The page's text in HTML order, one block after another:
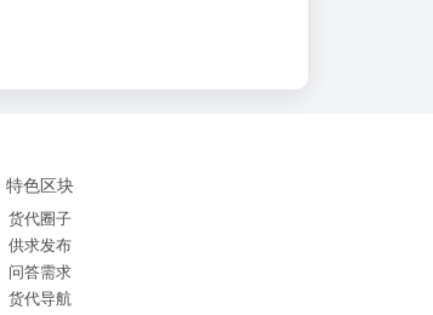
特色区块
货代圈子
供求发布
问答需求
货代导航